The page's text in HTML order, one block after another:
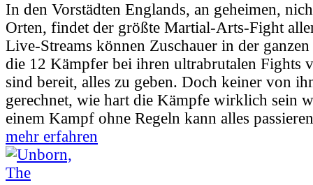
In den Vorstädten Englands, an geheimen,
Orten, findet der größte Martial-Arts-Fight
Live-Streams können Zuschauer in der
die 12 Kämpfer bei ihren ultrabrutalen Fights
sind bereit, alles zu geben. Doch keiner von
gerechnet, wie hart die Kämpfe wirklich sein
einem Kampf ohne Regeln kann alles
mehr erfahren